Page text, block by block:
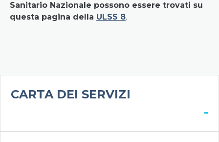
Sanitario Nazionale possono essere trovati su
questa pagina della ULSS 8.
CARTA DEI SERVIZI
-